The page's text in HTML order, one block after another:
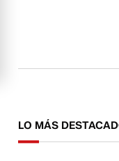
LO MÁS